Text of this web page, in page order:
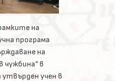
на
програма
на
чужбина“ в
учен в